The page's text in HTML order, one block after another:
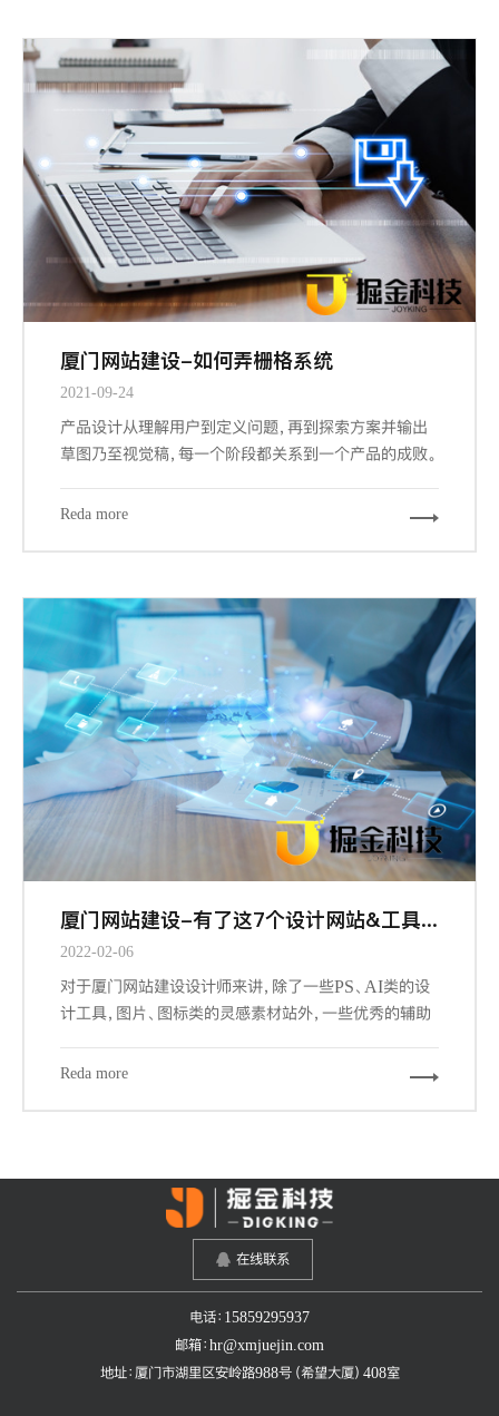
厦门网站建设-如何弄栅格系统
2021-09-24
产品设计从理解用户到定义问题，再到探索方案并输出
草图乃至视觉稿，每一个阶段都关系到一个产品的成败。
阶段，也是最大程度占据我们工作场景的内容。其中关键
Reda more
厦门网站建设-有了这7个设计网站&工具，做设计更有谱了
2022-02-06
对于厦门网站建设设计师来讲，除了一些PS、AI类的设
计工具，图片、图标类的灵感素材站外，一些优秀的辅助
我们的设计工作。下面给大家推荐7个必备的辅助工具和
Reda more
在线联系
电话：15859295937
邮箱：hr@xmjuejin.com
地址：厦门市湖里区安岭路988号（希望大厦）408室